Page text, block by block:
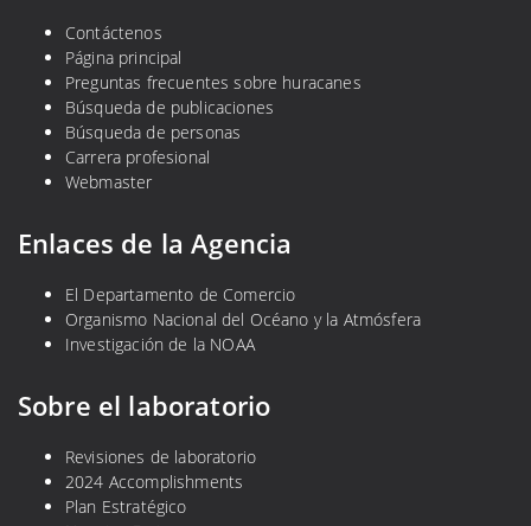
Contáctenos
Página principal
Preguntas frecuentes sobre huracanes
Búsqueda de publicaciones
Búsqueda de personas
Carrera profesional
Webmaster
Enlaces de la Agencia
El Departamento de Comercio
Organismo Nacional del Océano y la Atmósfera
Investigación de la NOAA
Sobre el laboratorio
Revisiones de laboratorio
2024 Accomplishments
Plan Estratégico